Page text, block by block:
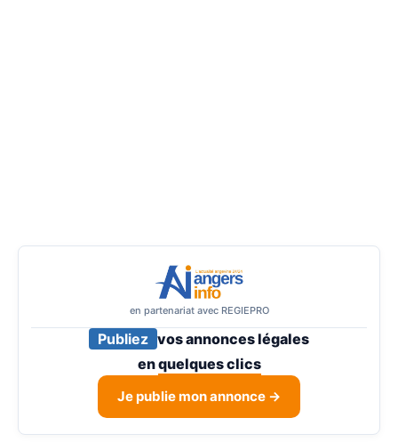
en partenariat avec REGIEPRO
Publiez vos annonces légales
enquelques clics
Je publie mon annonce →